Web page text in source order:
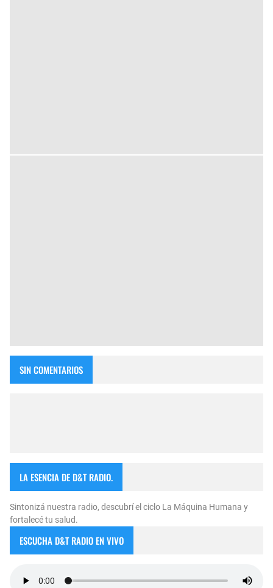
SIN COMENTARIOS
LA ESENCIA DE D&T RADIO.
Sintonizá nuestra radio, descubrí el ciclo La Máquina Humana y
fortalecé tu salud.
ESCUCHA D&T RADIO EN VIVO